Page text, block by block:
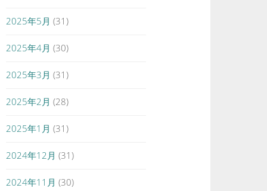
2025年5月 (31)
2025年4月 (30)
2025年3月 (31)
2025年2月 (28)
2025年1月 (31)
2024年12月 (31)
2024年11月 (30)